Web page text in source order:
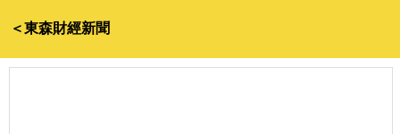
＜東森財經新聞